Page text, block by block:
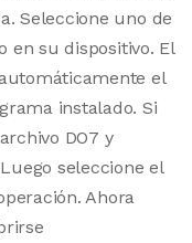
Seleccione uno de
en su dispositivo. El
el
instalado. Si
DO7 y
seleccione el
Ahora